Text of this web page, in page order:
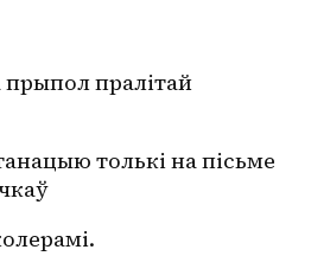
прыпол пралітай
толькі на пісьме